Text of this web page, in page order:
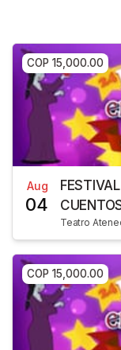
COP 15,000.00
Aug
04
Teatro
COP 15,000.00